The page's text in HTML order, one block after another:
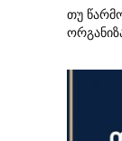
თუ